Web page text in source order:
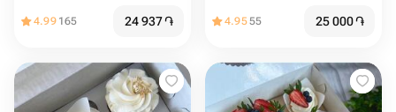
4.99 165 24 937֏
рождения
4.9555 25 000֏